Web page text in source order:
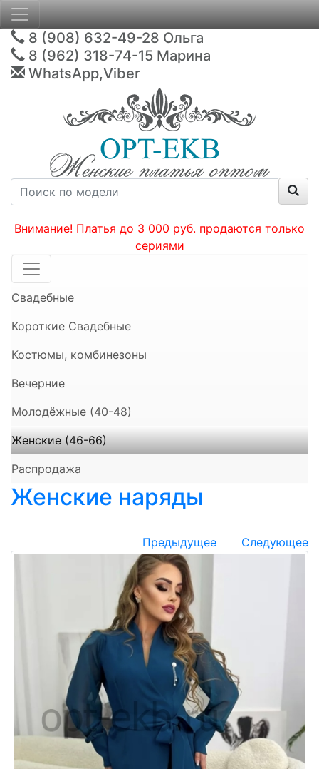
8 (908) 632-49-28 Ольга
8 (962) 318-74-15 Марина
WhatsApp,Viber
Внимание! Платья до 3 000 руб. продаются только
сериями
Свадебные
Короткие Свадебные
Костюмы, комбинезоны
Вечерние
Молодёжные (40-48)
Женские (46-66)
Распродажа
Женские наряды
Предыдущее Следующее